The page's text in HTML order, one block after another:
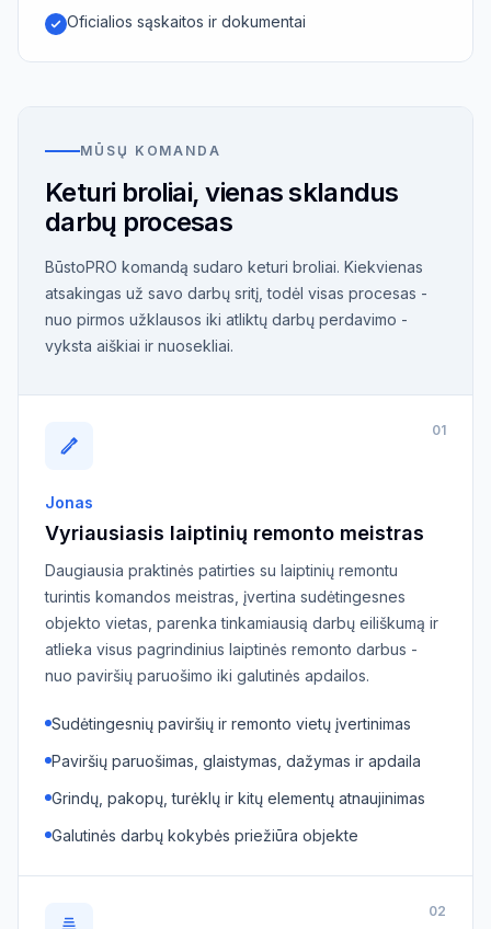
Oficialios sąskaitos ir dokumentai
MŪSŲ KOMANDA
Keturi broliai, vienas sklandus
darbų procesas
BūstoPRO komandą sudaro keturi broliai. Kiekvienas
atsakingas už savo darbų sritį, todėl visas procesas -
nuo pirmos užklausos iki atliktų darbų perdavimo -
vyksta aiškiai ir nuosekliai.
01
Jonas
Vyriausiasis laiptinių remonto meistras
Daugiausia praktinės patirties su laiptinių remontu
turintis komandos meistras, įvertina sudėtingesnes
objekto vietas, parenka tinkamiausią darbų eiliškumą ir
atlieka visus pagrindinius laiptinės remonto darbus -
nuo paviršių paruošimo iki galutinės apdailos.
Sudėtingesnių paviršių ir remonto vietų įvertinimas
Paviršių paruošimas, glaistymas, dažymas ir apdaila
Grindų, pakopų, turėklų ir kitų elementų atnaujinimas
Galutinės darbų kokybės priežiūra objekte
02